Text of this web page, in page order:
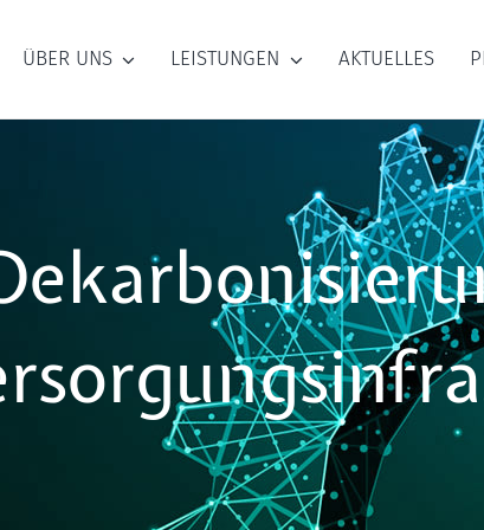
ÜBER UNS LEISTUNGEN AKTUELLES